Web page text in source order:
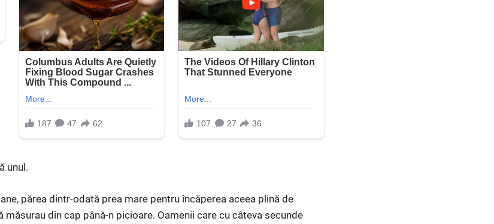
unul.
părea dintr-odată prea mare pentru încăperea aceea plină de
din cap până-n picioare. Oamenii care cu câteva secunde